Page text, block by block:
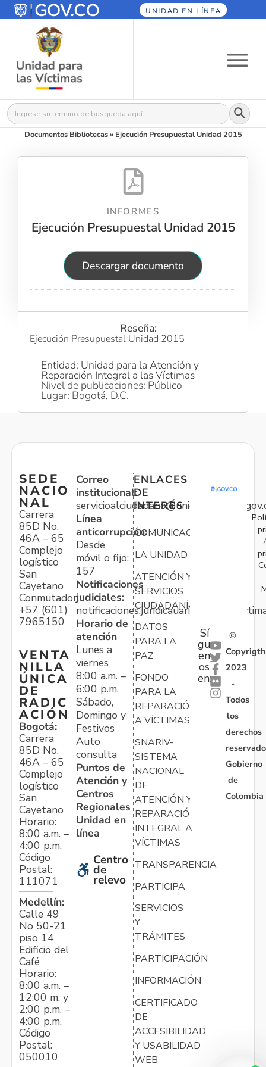
UNIDAD EN LÍNEA
Buscar: Botón
Documentos Bibliotecas» Ejecución Presupuestal Unidad 2015
INFORMES
Ejecución Presupuestal Unidad 2015
Descargar documento
Reseña:
Ejecución Presupuestal Unidad 2015
Entidad: Unidad para la Atención y
Reparación Integral a las Víctimas
Nivel de publicaciones: Público
Lugar: Bogotá, D.C.
SEDE
NACIO
NAL
Carrera
85D No.
46A – 65
Complejo
logístico
San
Cayetano
Conmutador:
+57 (601)
7965150
VENTA
NILLA
ÚNICA
DE
RADIC
ACIÓN
Bogotá:
Carrera
85D No.
46A – 65
Complejo
logístico
San
Cayetano
Horario:
8:00 a.m. –
4:00 p.m.
Código
Postal:
111071
Medellín:
Calle 49
No 50-21
piso 14
Edificio del
Café
Horario:
8:00 a.m. –
12:00 m. y
2:00 p.m. –
4:00 p.m.
Código
Postal:
050010
Correo
institucional:
Línea
anticorrupción:
Desde
móvil o fijo:
157
Notificaciones
judiciales:
Horario de
atención
Lunes a
viernes
8:00 a.m. –
6:00 p.m.
Sábado,
Domingo y
Festivos
Auto
consulta
Puntos de
Atención y
Centros
Regionales
Unidad en
línea
Centro
de
relevo
ENLACES
DE
INTERÉS
COMUNICACIONES
LA UNIDAD
ATENCIÓN Y
SERVICIOS
CIUDADANÍA
DATOS
PARA LA
PAZ
FONDO
PARA LA
REPARACIÓN
A VÍCTIMAS
SNARIV-
SISTEMA
NACIONAL
DE
ATENCIÓN Y
REPARACIÓN
INTEGRAL A
VÍCTIMAS
TRANSPARENCIA
PARTICIPA
SERVICIOS
Y
TRÁMITES
PARTICIPACIÓN
INFORMACIÓN
CERTIFICADO
DE
ACCESIBILIDAD
Y USABILIDAD
WEB
Sí
gu
en
os
en:
©
Copyrigth
2023
-
Todos
los
derechos
Gobierno
de
Colombia